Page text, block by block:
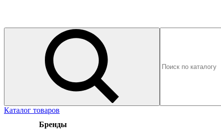
Каталог товаров
Бренды